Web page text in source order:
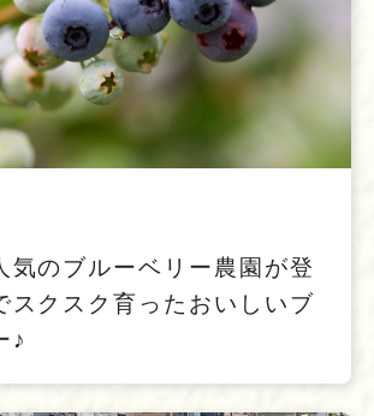
気のブルーベリー農園が登
スクスク育ったおいしいブ
♪